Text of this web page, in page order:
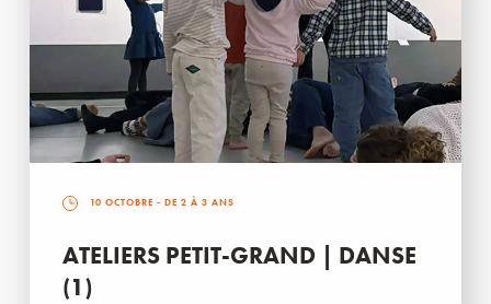
10 OCTOBRE - DE 2 À 3 ANS
ATELIERS PETIT-GRAND | DANSE
(1)